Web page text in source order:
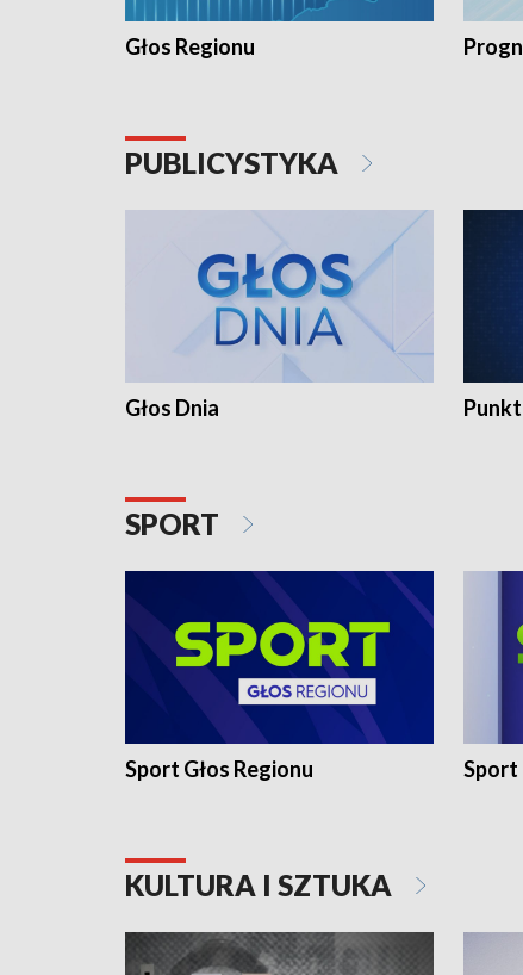
Głos Regionu
PUBLICYSTYKA
Głos Dnia
SPORT
Sport Głos Regionu Sport
KULTURA I SZTUKA